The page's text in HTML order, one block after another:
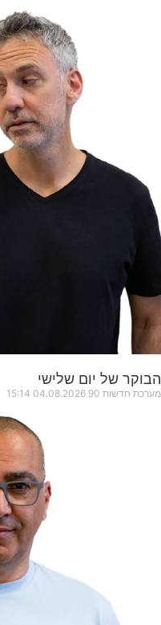
הבוקר של יום שלישי
מערכת חדשות 90 04.08.2026
15:14